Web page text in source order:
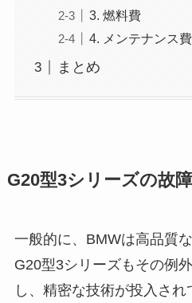
3. 燃料費
4. メンテナンス
まとめ
G20型3シリーズの故
一般的に、BMWは高品質
G20型3シリーズもその例
し、精密な技術が投入さ